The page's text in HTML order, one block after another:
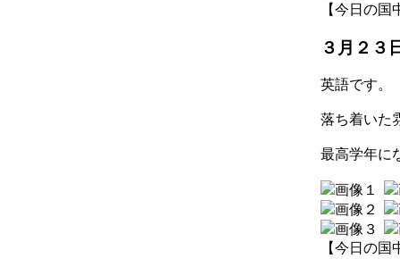
【今日の国
３月２
英語です。
落ち着いた
最高学年に
【今日の国